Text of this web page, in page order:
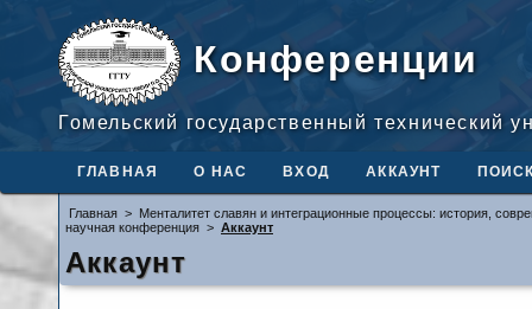
Конференции
Гомельский государственный технический
ГЛАВНАЯ О НАС ВХОД АККАУНТ
Главная > Менталитет славян и интеграционные процессы: история,
научная конференция > Аккаунт
Аккаунт